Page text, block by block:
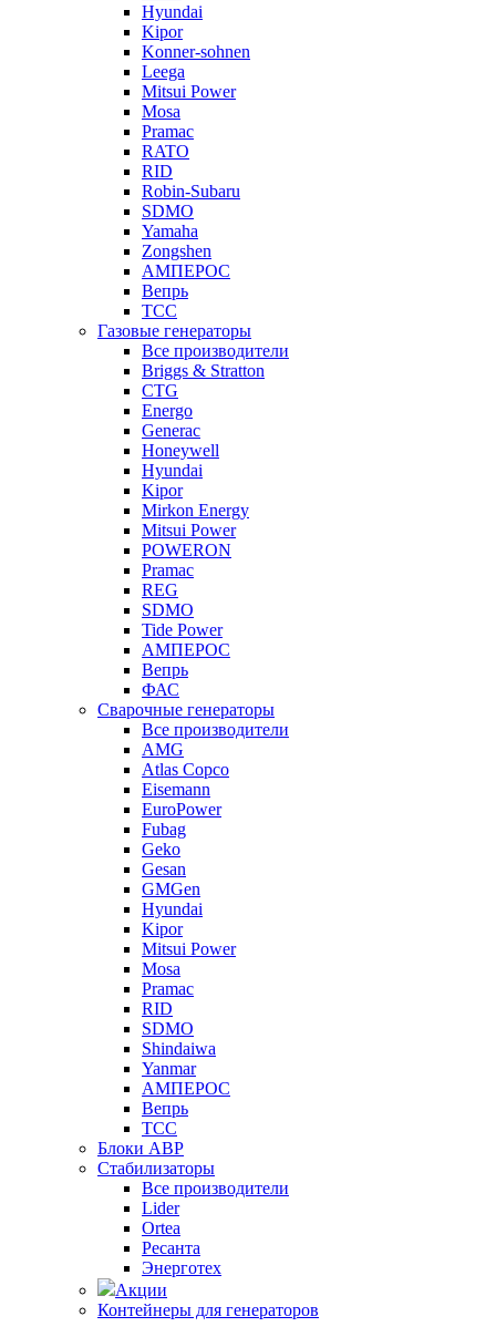
Hyundai
Kipor
Konner-sohnen
Leega
Mitsui Power
Mosa
Pramac
RATO
RID
Robin-Subaru
SDMO
Yamaha
Zongshen
АМПЕРОС
Вепрь
ТСС
Газовые генераторы
Все производители
Briggs & Stratton
CTG
Energo
Generac
Honeywell
Hyundai
Kipor
Mirkon Energy
Mitsui Power
POWERON
Pramac
REG
SDMO
Tide Power
АМПЕРОС
Вепрь
ФАС
Сварочные генераторы
Все производители
AMG
Atlas Copco
Eisemann
EuroPower
Fubag
Geko
Gesan
GMGen
Hyundai
Kipor
Mitsui Power
Mosa
Pramac
RID
SDMO
Shindaiwa
Yanmar
АМПЕРОС
Вепрь
ТСС
Блоки АВР
Стабилизаторы
Все производители
Lider
Ortea
Ресанта
Энерготех
Акции
Контейнеры для генераторов